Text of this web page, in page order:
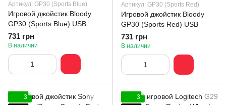
Артикул: GP30 (Sports Blue)
Игровой джойстик Bloody
GP30 (Sports Blue) USB
731 грн
В наличии
Артикул: GP30 (Sports Red)
Игровой джойстик Bloody
GP30 (Sports Red) USB
731 грн
В наличии
3
3